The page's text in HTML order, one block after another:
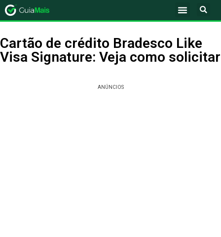
Cartão de crédito Bradesco Like
Visa Signature: Veja como solicitar
ANÚNCIOS